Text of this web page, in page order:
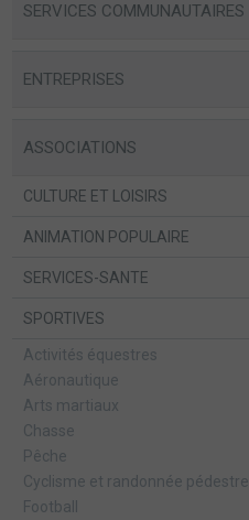
SERVICES COMMUNAUTAIRES
ENTREPRISES
ASSOCIATIONS
CULTURE ET LOISIRS
ANIMATION POPULAIRE
SERVICES-SANTE
SPORTIVES
Activités équestres
Aéronautique
Arts martiaux
Chasse
Pêche
Cyclisme et randonnée pédestre
Football